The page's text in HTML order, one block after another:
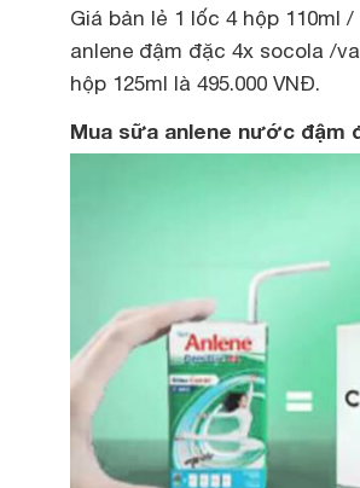
Giá bản lẻ 1 lốc 4 hộp 110ml
anlene đậm đặc 4x socola /
hộp 125ml là 495.000 VNĐ.
Mua sữa anlene nước đậm